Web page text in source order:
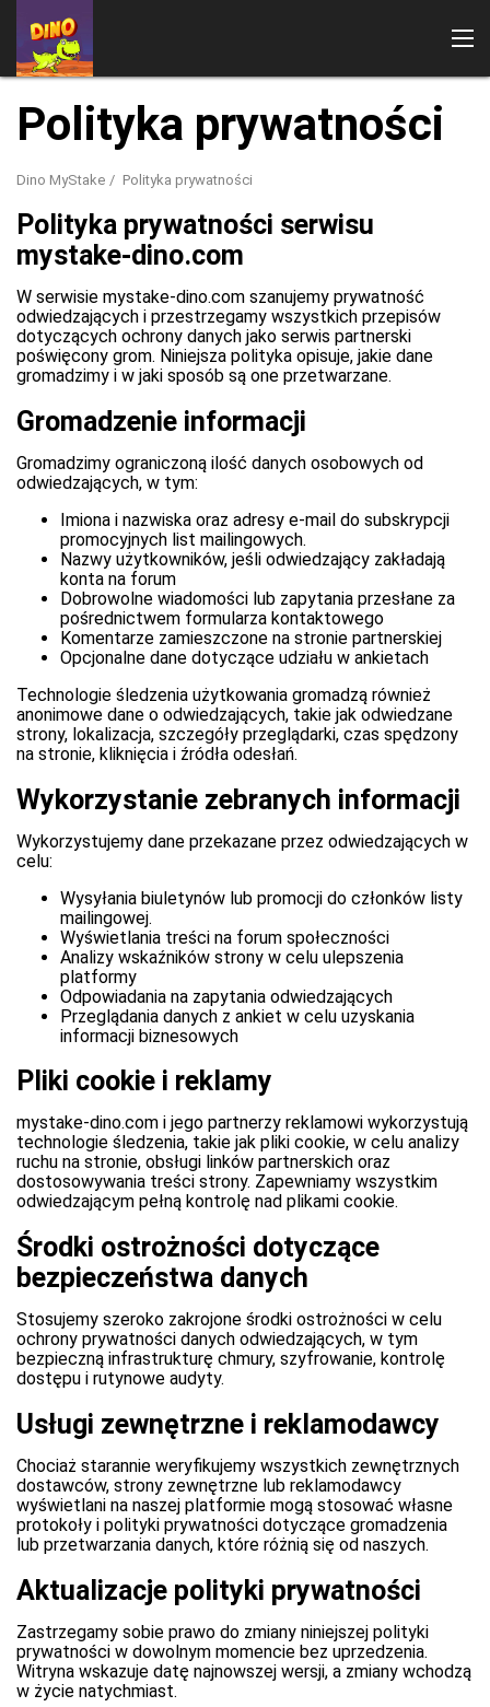
Polityka prywatności
Dino MyStake Polityka prywatności
Polityka prywatności serwisu
mystake-dino.com
W serwisie mystake-dino.com szanujemy prywatność
odwiedzających i przestrzegamy wszystkich przepisów
dotyczących ochrony danych jako serwis partnerski
poświęcony grom. Niniejsza polityka opisuje, jakie dane
gromadzimy i w jaki sposób są one przetwarzane.
Gromadzenie informacji
Gromadzimy ograniczoną ilość danych osobowych od
odwiedzających, w tym:
Imiona i nazwiska oraz adresy e-mail do subskrypcji
promocyjnych list mailingowych.
Nazwy użytkowników, jeśli odwiedzający zakładają
konta na forum
Dobrowolne wiadomości lub zapytania przesłane za
pośrednictwem formularza kontaktowego
Komentarze zamieszczone na stronie partnerskiej
Opcjonalne dane dotyczące udziału w ankietach
Technologie śledzenia użytkowania gromadzą również
anonimowe dane o odwiedzających, takie jak odwiedzane
strony, lokalizacja, szczegóły przeglądarki, czas spędzony
na stronie, kliknięcia i źródła odesłań.
Wykorzystanie zebranych informacji
Wykorzystujemy dane przekazane przez odwiedzających w
celu:
Wysyłania biuletynów lub promocji do członków listy
mailingowej.
Wyświetlania treści na forum społeczności
Analizy wskaźników strony w celu ulepszenia
platformy
Odpowiadania na zapytania odwiedzających
Przeglądania danych z ankiet w celu uzyskania
informacji biznesowych
Pliki cookie i reklamy
mystake-dino.com i jego partnerzy reklamowi wykorzystują
technologie śledzenia, takie jak pliki cookie, w celu analizy
ruchu na stronie, obsługi linków partnerskich oraz
dostosowywania treści strony. Zapewniamy wszystkim
odwiedzającym pełną kontrolę nad plikami cookie.
Środki ostrożności dotyczące
bezpieczeństwa danych
Stosujemy szeroko zakrojone środki ostrożności w celu
ochrony prywatności danych odwiedzających, w tym
bezpieczną infrastrukturę chmury, szyfrowanie, kontrolę
dostępu i rutynowe audyty.
Usługi zewnętrzne i reklamodawcy
Chociaż starannie weryfikujemy wszystkich zewnętrznych
dostawców, strony zewnętrzne lub reklamodawcy
wyświetlani na naszej platformie mogą stosować własne
protokoły i polityki prywatności dotyczące gromadzenia
lub przetwarzania danych, które różnią się od naszych.
Aktualizacje polityki prywatności
Zastrzegamy sobie prawo do zmiany niniejszej polityki
prywatności w dowolnym momencie bez uprzedzenia.
Witryna wskazuje datę najnowszej wersji, a zmiany wchodzą
w życie natychmiast.